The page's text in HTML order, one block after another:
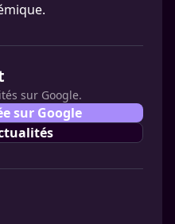
sur Google.
sur Google